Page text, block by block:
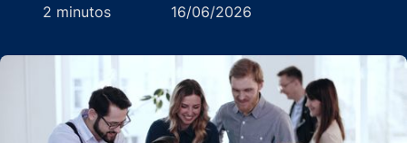
2 minutos 16/06/2026